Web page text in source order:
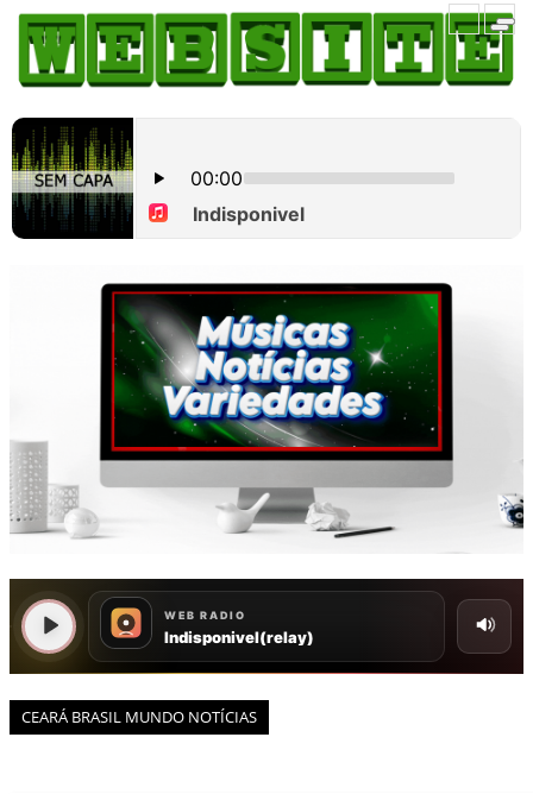
CEARÁ BRASIL MUNDO NOTÍCIAS
HOME
COMO ANUNCIAR
JORNAIS DO BRASIL
PODCAST/NOTÍCIAS
AS NOTÍCIAS DO DIA
CANAL 3CLIMAS
BLOGS & COLUNAS
AGÊNCIA DE NOTÍCIAS
CNN BRASIL
PORTAL CEARÁ
FOTOS
ÚLTIMAS POSTAGENS
BOAS NOTÍCIAS...VIRAM MANCHETE!
Todos
BLOGS & COLUNAS
CEARÁ BRASIL MUNDO 1
BRASIL DE FATO